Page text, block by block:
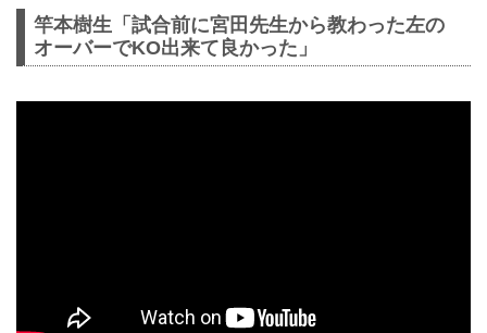
竿本樹生「試合前に宮田先生から教わった左の
オーバーでKO出来て良かった」